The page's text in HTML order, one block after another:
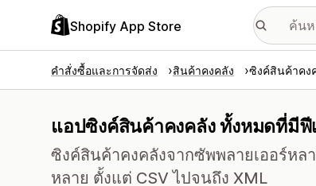
Shopify App Store
คำสั่งซื้อและการจัดส่ง สินค้าคงคลัง ซิงค์สินค้าคง
แอปซิงค์สินค้าคงคลัง ทั้งหมดที่มีฟี
ซิงค์สินค้าคงคลังจากซัพพลายเออร์ห
หลาย ตั้งแต่ CSV ไปจนถึง XML